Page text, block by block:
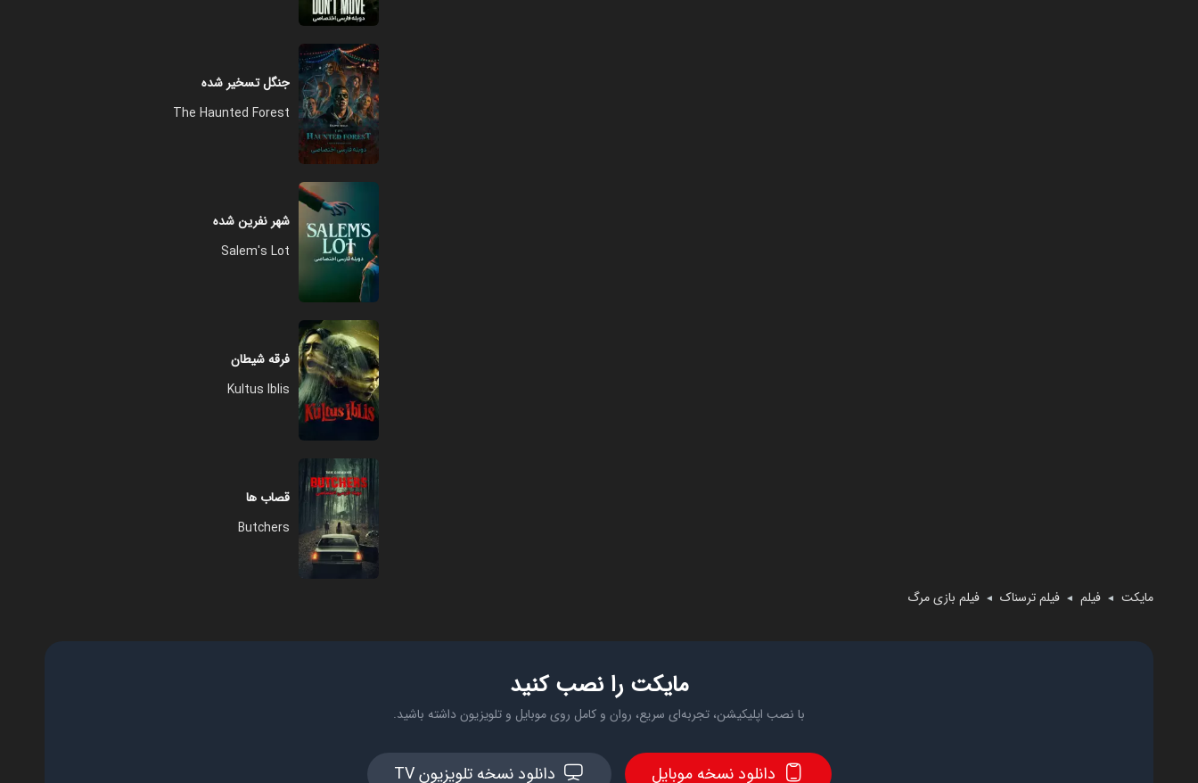
مایکت ◄ فیلم ◄ فیلم ترسناک ◄ فیلم بازی مرگ
جنگل تسخیر شده
The Haunted Forest
شهر نفرین شده
Salem's Lot
فرقه شیطان
Kultus Iblis
قصاب ها
Butchers
مایکت را نصب کنید
با نصب اپلیکیشن، تجربه‌ای سریع، روان و کامل روی موبایل و تلویزیون داشته باشید.
دانلود نسخه موبایل دانلود نسخه تلویزیون TV